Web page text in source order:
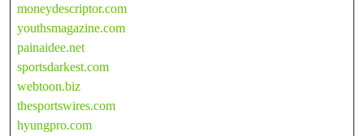
moneydescriptor.com
youthsmagazine.com
painaidee.net
sportsdarkest.com
webtoon.biz
thesportswires.com
hyungpro.com